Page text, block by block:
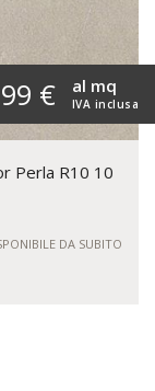
€ IVA inclusa
al mq
Perla R10 10
DA SUBITO